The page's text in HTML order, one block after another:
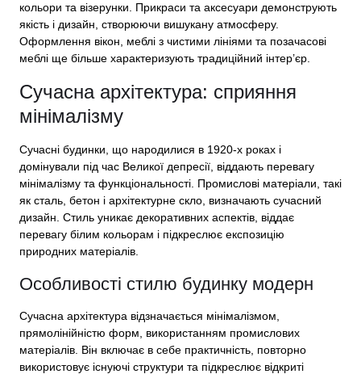
кольори та візерунки. Прикраси та аксесуари демонструють
якість і дизайн, створюючи вишукану атмосферу.
Оформлення вікон, меблі з чистими лініями та позачасові
меблі ще більше характеризують традиційний інтер’єр.
Сучасна архітектура: сприяння
мінімалізму
Сучасні будинки, що народилися в 1920-х роках і
домінували під час Великої депресії, віддають перевагу
мінімалізму та функціональності. Промислові матеріали, такі
як сталь, бетон і архітектурне скло, визначають сучасний
дизайн. Стиль уникає декоративних аспектів, віддає
перевагу білим кольорам і підкреслює експозицію
природних матеріалів.
Особливості стилю будинку модерн
Сучасна архітектура відзначається мінімалізмом,
прямолінійністю форм, використанням промислових
матеріалів. Він включає в себе практичність, повторно
використовує існуючі структури та підкреслює відкриті